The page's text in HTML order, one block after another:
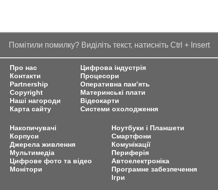
Помітили помилку? Виділіть текст, натисніть Ctrl + Insert
Про нас
Контакти
Partnership
Copyright
Наші нагороди
Карта сайту
Цифрова індустрія
Процесори
Оперативна пам’ять
Материнські плати
Відеокарти
Системи охолодження
Накопичувачі
Корпуси
Джерела живлення
Мультимедіа
Цифрове фото та відео
Монітори
Ноутбуки і Планшети
Смартфони
Комунікації
Периферія
Автоелектроніка
Програмне забезпечення
Ігри